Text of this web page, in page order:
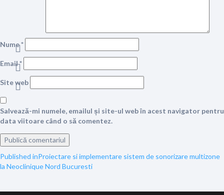
Nume*
Email*
Site web
Salvează-mi numele, emailul și site-ul web în acest navigator pentru
data viitoare când o să comentez.
Navigare
Published inProiectare si implementare sistem de sonorizare multizone
la Neoclinique Nord Bucuresti